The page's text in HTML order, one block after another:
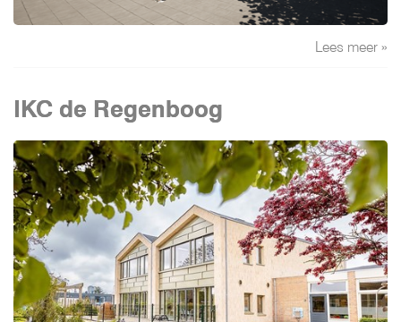
Lees meer »
IKC de Regenboog